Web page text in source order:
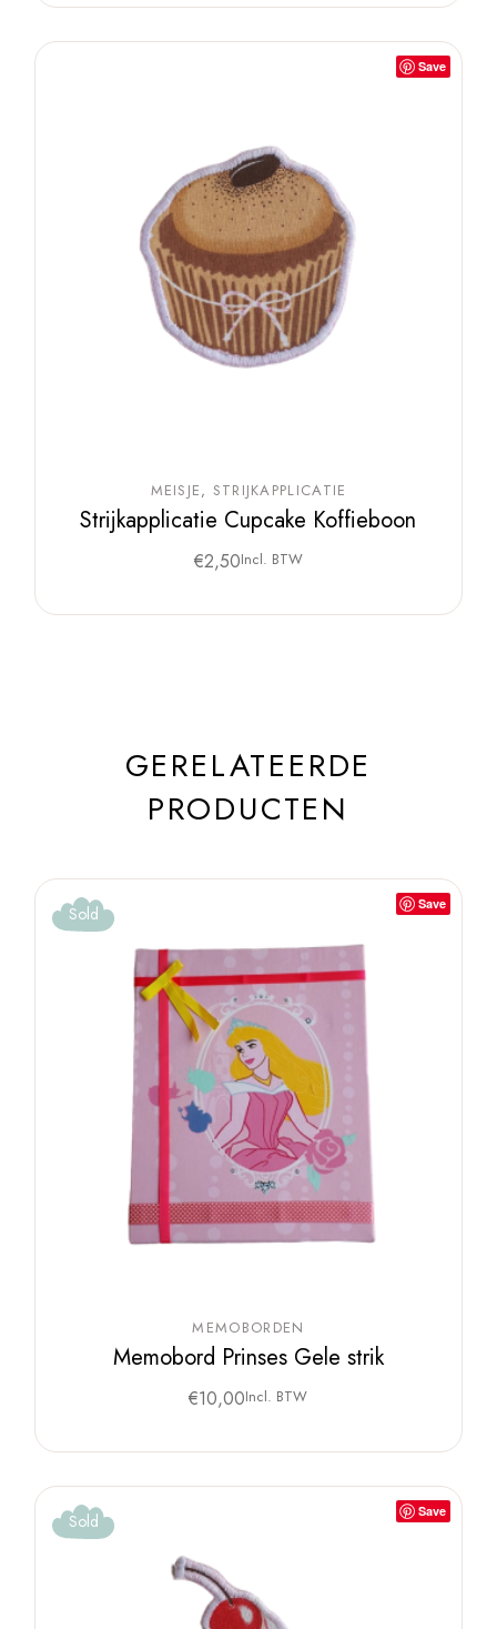
Save
MEISJE STRIJKAPPLICATIE
Strijkapplicatie Cupcake Koffieboon
€2,50Incl. BTW
GERELATEERDE
PRODUCTEN
Save
Sold
MEMOBORDEN
Memobord Prinses Gele strik
€10,00Incl. BTW
Save
Sold